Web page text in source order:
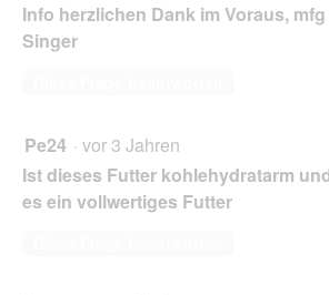
Info herzlichen Dank im Voraus, mfg
Singer
Pe24 · vor 3 Jahren
Ist dieses Futter kohlehydratarm
es ein vollwertiges Futter